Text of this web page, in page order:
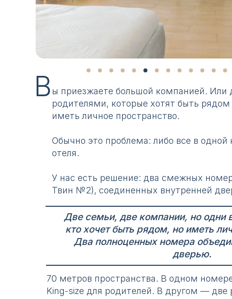
Две семьи, две компании, но одни
кто хочет быть рядом, но иметь
Два полноценных номера
дверью.
ы приезжаете большой компанией.
родителями, которые хотят быть
иметь личное пространство.
Обычно это проблема: либо все в одной
отеля.
У нас есть решение: два смежных
Твин №2), соединенных внутренней
70 метров пространства. В одном
King-size для родителей. В другом — две
В